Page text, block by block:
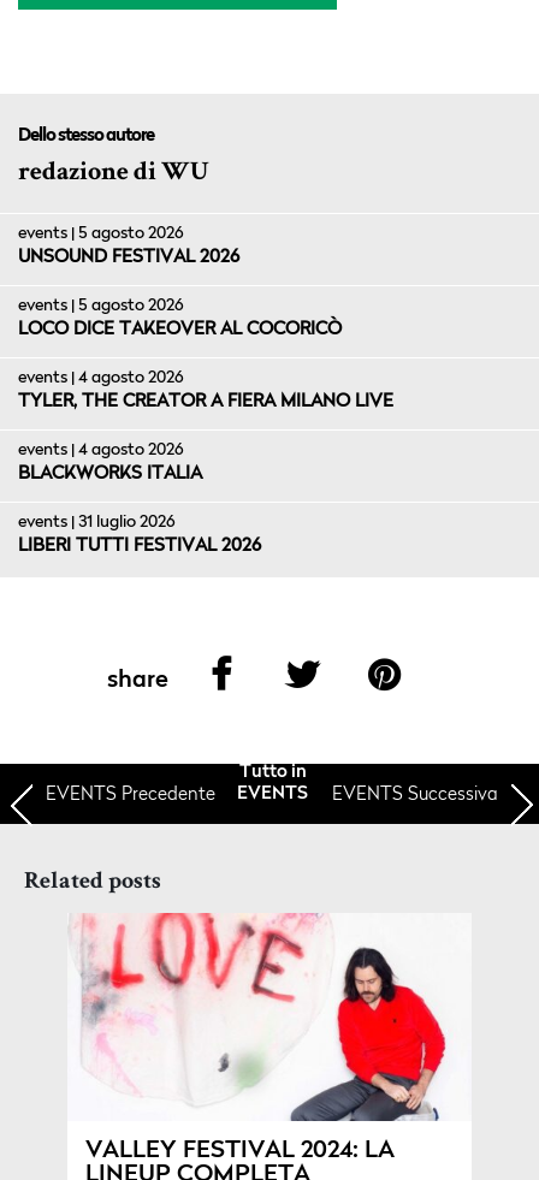
Dello stesso autore
redazione di WU
events | 5 agosto 2026
UNSOUND FESTIVAL 2026
events | 5 agosto 2026
LOCO DICE TAKEOVER AL COCORICÒ
events | 4 agosto 2026
TYLER, THE CREATOR A FIERA MILANO LIVE
events | 4 agosto 2026
BLACKWORKS ITALIA
events | 31 luglio 2026
LIBERI TUTTI FESTIVAL 2026
share
EVENTS Precedente
Tutto in
EVENTS
EVENTS Successiva
Related posts
VALLEY FESTIVAL 2024: LA
LINEUP COMPLETA